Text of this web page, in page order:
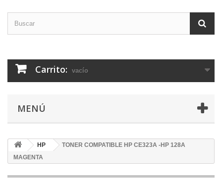
Carrito: vacío
MENÚ
HP
TONER COMPATIBLE HP CE323A -HP 128A
MAGENTA